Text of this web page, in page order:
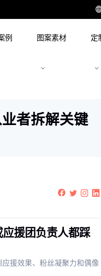
例 图案素材 定
者拆解关键
援团负责人都踩
援效果、粉丝凝聚力和偶像